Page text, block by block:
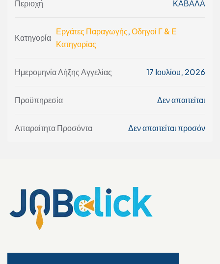
Περιοχή ΚΑΒΑΛΑ
Κατηγορία
Εργάτες Παραγωγής,Οδηγοί Γ & Ε
Κατηγορίας
Ημερομηνία Λήξης Αγγελίας 17 Ιουλίου, 2026
Προϋπηρεσία Δεν απαιτείται
Απαραίτητα Προσόντα Δεν απαιτείται προσόν